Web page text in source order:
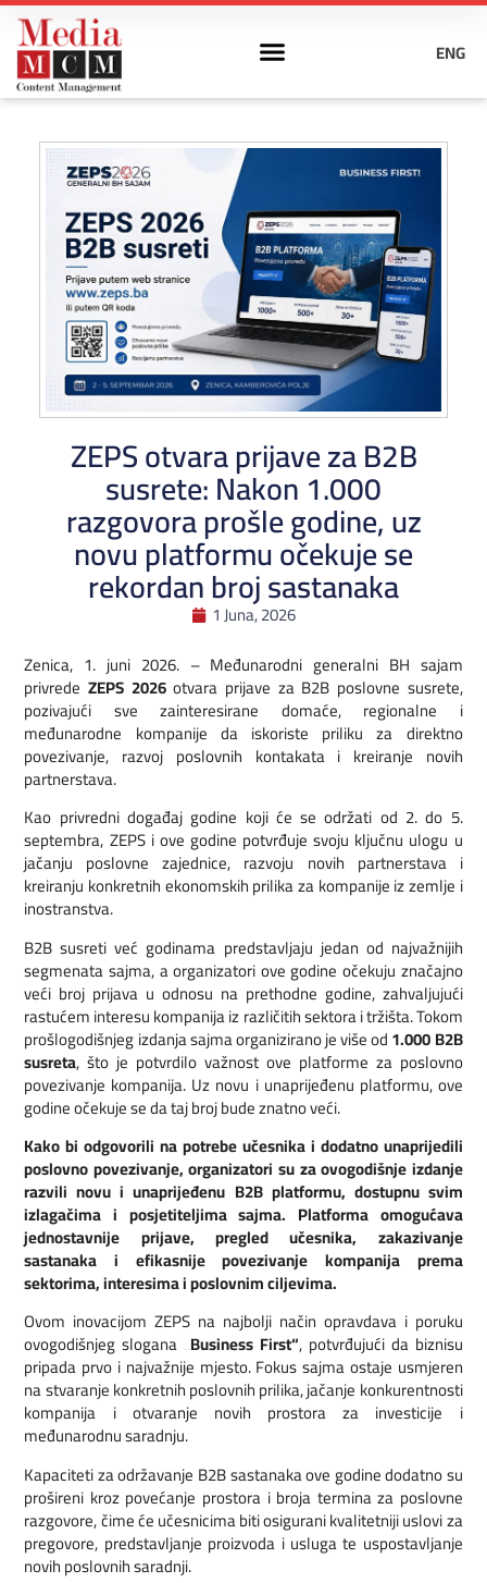
ENG
ZEPS otvara prijave za B2B
susrete: Nakon 1.000
razgovora prošle godine, uz
novu platformu očekuje se
rekordan broj sastanaka
1 Juna, 2026
Zenica, 1. juni 2026. – Međunarodni generalni BH sajam
privredeZEPS 2026otvara prijave za B2B poslovne susrete,
pozivajući sve zainteresirane domaće, regionalne i
međunarodne kompanije da iskoriste priliku za direktno
povezivanje, razvoj poslovnih kontakata i kreiranje novih
partnerstava.
Kao privredni događaj godine koji će se održati od 2. do 5.
septembra, ZEPS i ove godine potvrđuje svoju ključnu ulogu u
jačanju poslovne zajednice, razvoju novih partnerstava i
kreiranju konkretnih ekonomskih prilika za kompanije iz zemlje i
inostranstva.
B2B susreti već godinama predstavljaju jedan od najvažnijih
segmenata sajma, a organizatori ove godine očekuju značajno
veći broj prijava u odnosu na prethodne godine, zahvaljujući
rastućem interesu kompanija iz različitih sektora i tržišta. Tokom
prošlogodišnjeg izdanja sajma organizirano je više od1.000 B2B
susreta, što je potvrdilo važnost ove platforme za poslovno
povezivanje kompanija. Uz novu i unaprijeđenu platformu, ove
godine očekuje se da taj broj bude znatno veći.
Kako bi odgovorili na potrebe učesnika i dodatno unaprijedili
poslovno povezivanje, organizatori su za ovogodišnje izdanje
razvili novu i unaprijeđenu B2B platformu, dostupnu svim
izlagačima i posjetiteljima sajma. Platforma omogućava
jednostavnije prijave, pregled učesnika, zakazivanje
sastanaka i efikasnije povezivanje kompanija prema
sektorima, interesima i poslovnim ciljevima.
Ovom inovacijom ZEPS na najbolji način opravdava i poruku
ovogodišnjeg slogana „Business First“, potvrđujući da biznisu
pripada prvo i najvažnije mjesto. Fokus sajma ostaje usmjeren
na stvaranje konkretnih poslovnih prilika, jačanje konkurentnosti
kompanija i otvaranje novih prostora za investicije i
međunarodnu saradnju.
Kapaciteti za održavanje B2B sastanaka ove godine dodatno su
prošireni kroz povećanje prostora i broja termina za poslovne
razgovore, čime će učesnicima biti osigurani kvalitetniji uslovi za
pregovore, predstavljanje proizvoda i usluga te uspostavljanje
novih poslovnih saradnji.